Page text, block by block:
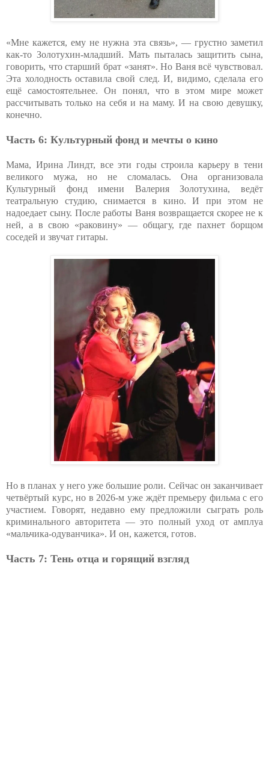
«Мне кажется, ему не нужна эта связь», — грустно заметил
как-то Золотухин-младший. Мать пыталась защитить сына,
говорить, что старший брат «занят». Но Ваня всё чувствовал.
Эта холодность оставила свой след. И, видимо, сделала его
ещё самостоятельнее. Он понял, что в этом мире может
рассчитывать только на себя и на маму. И на свою девушку,
конечно.
Часть 6: Культурный фонд и мечты о кино
Мама, Ирина Линдт, все эти годы строила карьеру в тени
великого мужа, но не сломалась. Она организовала
Культурный фонд имени Валерия Золотухина, ведёт
театральную студию, снимается в кино. И при этом не
надоедает сыну. После работы Ваня возвращается скорее не к
ней, а в свою «раковину» — общагу, где пахнет борщом
соседей и звучат гитары.
Но в планах у него уже большие роли. Сейчас он заканчивает
четвёртый курс, но в 2026-м уже ждёт премьеру фильма с его
участием. Говорят, недавно ему предложили сыграть роль
криминального авторитета — это полный уход от амплуа
«мальчика-одуванчика». И он, кажется, готов.
Часть 7: Тень отца и горящий взгляд